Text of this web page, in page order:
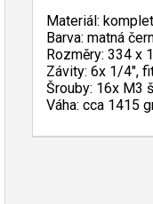
Materiál:
Barva: matná
Rozměry: 334 x
Závity: 6x 1/4",
Šrouby: 16x M3
Váha: cca 1415